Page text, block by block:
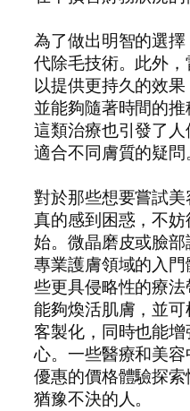
為了做出明智的選
代除毛技術。此外
以提供更持久的效
並能夠隨著時間的推
這類治療也引發了
適合不同膚質的疑問。
對於那些想要嘗試
真的感到困惑，不
始。微晶磨皮或臉
專業護膚領域的入
些更具侵略性的療
能夠煥活肌膚，並
客製化，同時也能
心。一些醫療和美
優惠的價格體驗探
猶豫不決的人。